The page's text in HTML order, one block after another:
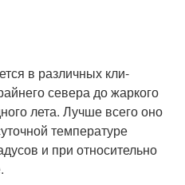
в различных кли­
севера до жаркого
лета. Лучше всего оно
температуре
и при относительно